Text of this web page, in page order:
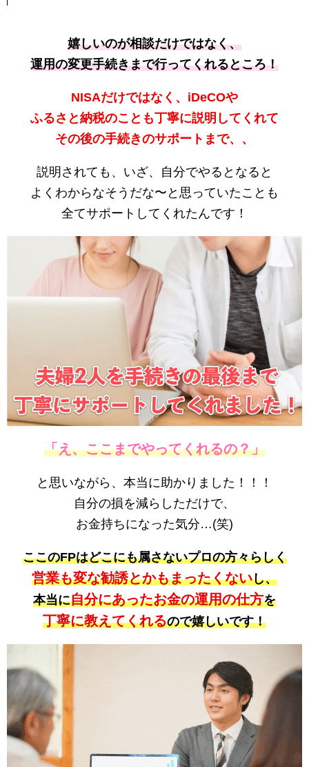
嬉しいのが相談だけではなく、
運用の変更手続きまで行ってくれるところ！
NISAだけではなく、iDeCOや
ふるさと納税のことも丁寧に説明してくれて
その後の手続きのサポートまで、、
説明されても、いざ、自分でやるとなると
よくわからなそうだな〜と思っていたことも
全てサポートしてくれたんです！
「え、ここまでやってくれるの？」
と思いながら、本当に助かりました！！！
自分の損を減らしただけで、
お金持ちになった気分…(笑)
ここのFPはどこにも属さないプロの方々らしく
営業も変な勧誘とかもまったくないし、
本当に自分にあったお金の運用の仕方を
丁寧に教えてくれるので嬉しいです！